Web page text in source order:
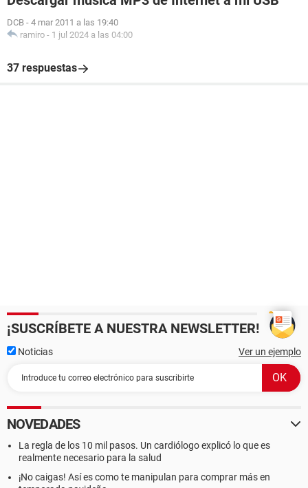
DCB - 4 mar 2011 a las 19:40
ramiro - 1 jul 2024 a las 04:00
37 respuestas
¡SUSCRÍBETE A NUESTRA NEWSLETTER!
Noticias Ver un ejemplo
NOVEDADES
La regla de los 10 mil pasos. Un cardiólogo explicó lo que es
realmente necesario para la salud
¡No caigas! Así es como te manipulan para comprar más en